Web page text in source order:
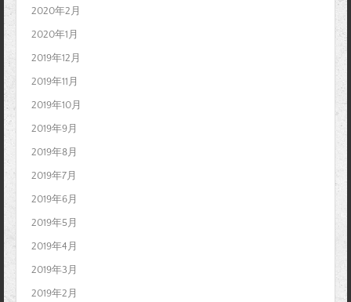
2020年2月
2020年1月
2019年12月
2019年11月
2019年10月
2019年9月
2019年8月
2019年7月
2019年6月
2019年5月
2019年4月
2019年3月
2019年2月